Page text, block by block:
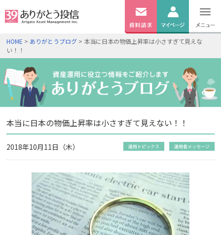
無料資料
口座開設
ログイン
HOME > ありがとうブログ > 本当に日本の物価上昇率は小さすぎて見えな
い！！
本当に日本の物価上昇率は小さすぎて見えない！！
2018年10月11日（木） 運用トピックス 運用者メッセージ